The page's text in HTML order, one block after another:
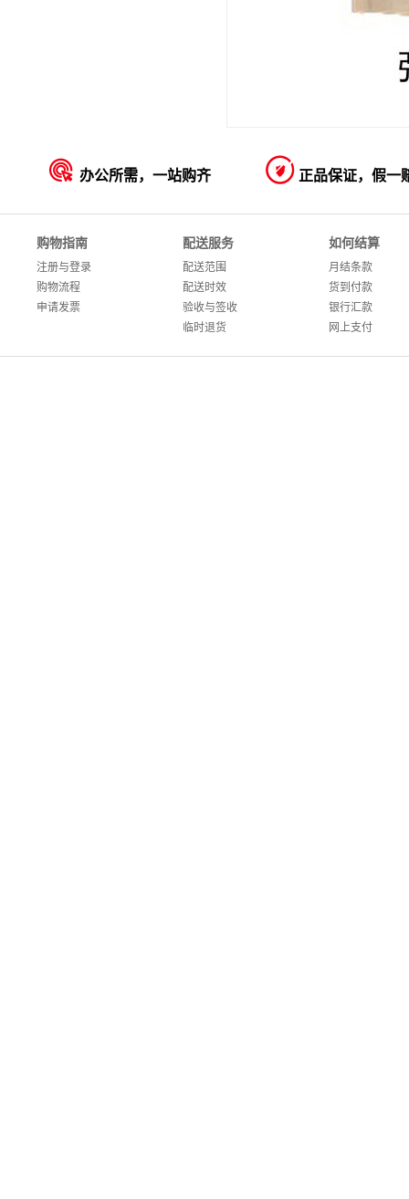
 办公所需，一站购齐  正品保证，假一
购物指南
注册与登录
购物流程
申请发票
配送服务
配送范围
配送时效
验收与签收
临时退货
如何结算
月结条款
货到付款
银行汇款
网上支付